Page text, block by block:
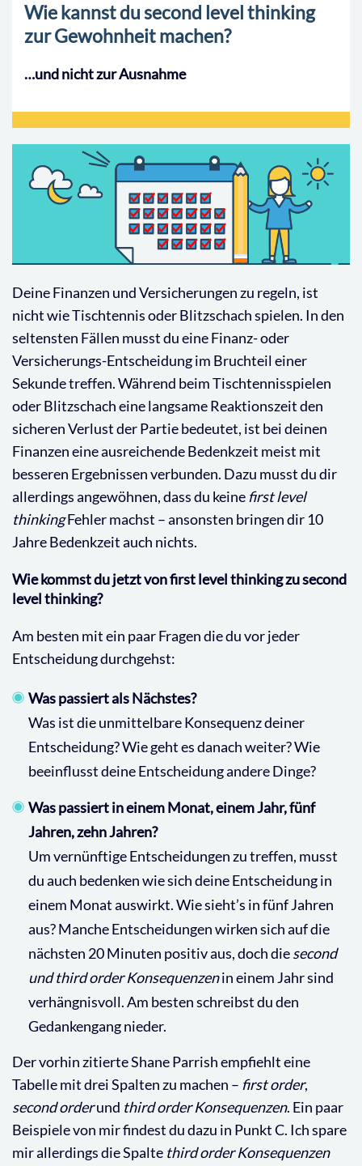
Wie kannst du second level thinking
zur Gewohnheit machen?
…und nicht zur Ausnahme
Deine Finanzen und Versicherungen zu regeln, ist
nicht wie Tischtennis oder Blitzschach spielen. In den
seltensten Fällen musst du eine Finanz- oder
Versicherungs-Entscheidung im Bruchteil einer
Sekunde treffen. Während beim Tischtennisspielen
oder Blitzschach eine langsame Reaktionszeit den
sicheren Verlust der Partie bedeutet, ist bei deinen
Finanzen eine ausreichende Bedenkzeit meist mit
besseren Ergebnissen verbunden. Dazu musst du dir
allerdings angewöhnen, dass du keine first level
thinkingFehler machst – ansonsten bringen dir 10
Jahre Bedenkzeit auch nichts.
Wie kommst du jetzt von first level thinking zu second
level thinking?
Am besten mit ein paar Fragen die du vor jeder
Entscheidung durchgehst:
Was passiert als Nächstes?
Was ist die unmittelbare Konsequenz deiner
Entscheidung? Wie geht es danach weiter? Wie
beeinflusst deine Entscheidung andere Dinge?
Was passiert in einem Monat, einem Jahr, fünf
Jahren, zehn Jahren?
Um vernünftige Entscheidungen zu treffen, musst
du auch bedenken wie sich deine Entscheidung in
einem Monat auswirkt. Wie sieht’s in fünf Jahren
aus? Manche Entscheidungen wirken sich auf die
nächsten 20 Minuten positiv aus, doch diesecond
und third order Konsequenzenin einem Jahr sind
verhängnisvoll. Am besten schreibst du den
Gedankengang nieder.
Der vorhin zitierte Shane Parrish empfiehlt eine
Tabelle mit drei Spalten zu machen – first order,
second orderund third order Konsequenzen. Ein paar
Beispiele von mir findest du dazu in Punkt C. Ich spare
mir allerdings die Spalte third order Konsequenzen